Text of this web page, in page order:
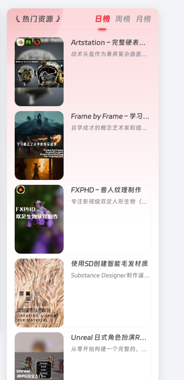
热门资源 日榜 周榜 月榜
Artstation – 完整硬表面头盔建模
战术头盔作为兼具复杂曲面与精密机械结构的对象，能够同时锻炼形态塑造、细节控制和材质叙事三大核心能力
Frame by Frame – 学习概念艺术中的视觉叙事
自学成才的概念艺术家和插画师带你让设定更具故事性
FXPHD – 兽人纹理制作
专注影视级双足人形生物（类人、兽人、奇幻人形生物）纹理制作的专项进阶课程
使用SD创建智能毛发材质
Substance Designer制作逼真的可定制毛发材质
Unreal 日式角色扮演RPG完全入门
从零开始构建一个完整的、具备商业水准的 2.5D（2D 角色 + 3D 场景）日式角色扮演游戏（JRPG） 的高级实战课程